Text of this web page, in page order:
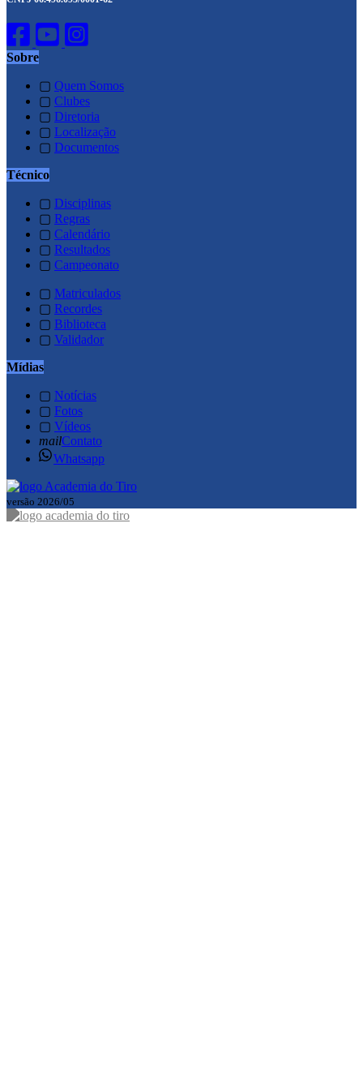
Sobre
▢ Quem Somos
▢ Clubes
▢ Diretoria
▢ Localização
▢ Documentos
Técnico
▢ Disciplinas
▢ Regras
▢ Calendário
▢ Resultados
▢ Campeonato
▢ Matriculados
▢ Recordes
▢ Biblioteca
▢ Validador
Mídias
▢ Notícias
▢ Fotos
▢ Vídeos
mailContato
Whatsapp
versão 2026/05